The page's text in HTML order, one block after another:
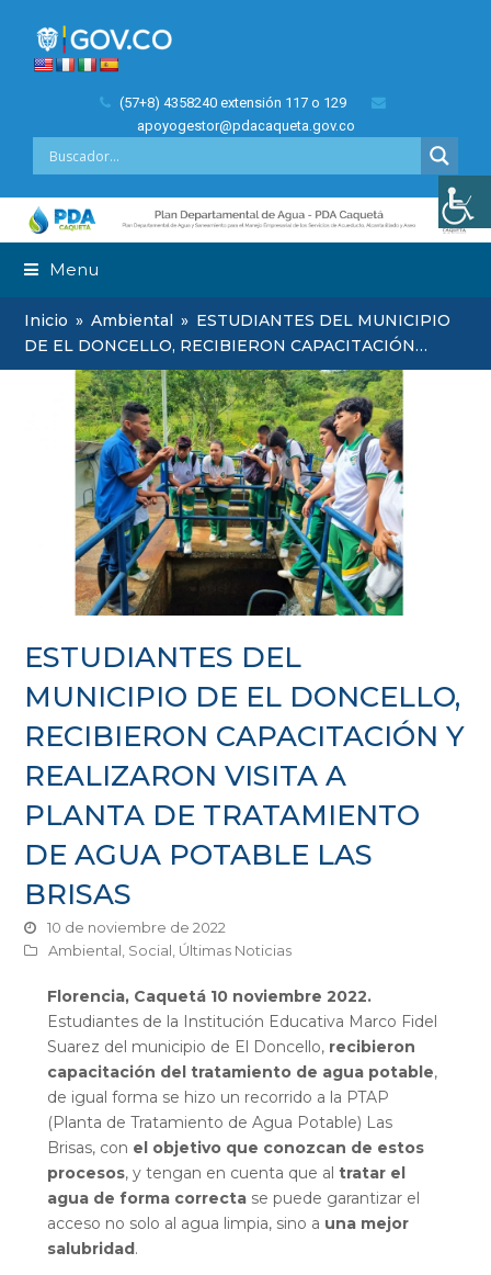
(57+8) 4358240 extensión 117 o 129
apoyogestor@pdacaqueta.gov.co
Menu
Inicio » Ambiental » ESTUDIANTES DEL MUNICIPIO
DE EL DONCELLO, RECIBIERON CAPACITACIÓN…
ESTUDIANTES DEL
MUNICIPIO DE EL DONCELLO,
RECIBIERON CAPACITACIÓN Y
REALIZARON VISITA A
PLANTA DE TRATAMIENTO
DE AGUA POTABLE LAS
BRISAS
10 de noviembre de 2022
Ambiental Social Últimas Noticias
Florencia, Caquetá10 noviembre 2022.
Estudiantes de la Institución Educativa Marco Fidel
Suarez del municipio de El Doncello, recibieron
capacitación del tratamiento de agua potable,
de igual forma se hizo un recorrido a la PTAP
(Planta de Tratamiento de Agua Potable) Las
Brisas, con el objetivo que conozcan de estos
procesos, y tengan en cuenta que al tratar el
agua de forma correctase puede garantizar el
acceso no solo al agua limpia, sino a una mejor
salubridad.